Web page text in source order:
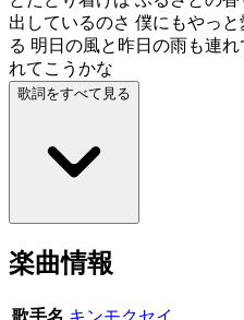
出しているのさ 僕にもやっ
る 明日の風と昨日の雨も連
れてこうかな
歌詞をすべて見る
楽曲情報
歌手名 キンモクセイ